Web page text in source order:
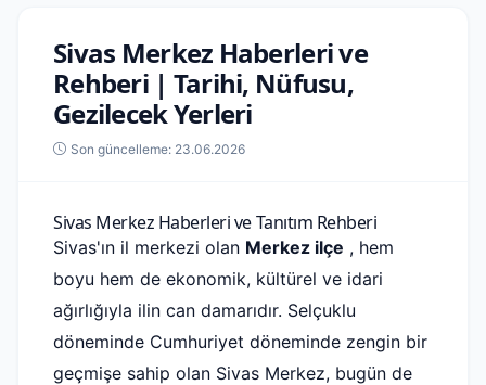
Sivas Merkez Haberleri ve
Rehberi | Tarihi, Nüfusu,
Gezilecek Yerleri
Son güncelleme: 23.06.2026
Sivas Merkez Haberleri ve Tanıtım Rehberi
Sivas'ın il merkezi olan Merkez ilçe , hem
boyu hem de ekonomik, kültürel ve idari
ağırlığıyla ilin can damarıdır. Selçuklu
döneminde Cumhuriyet döneminde zengin bir
geçmişe sahip olan Sivas Merkez, bugün de